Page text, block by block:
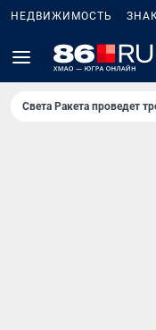
НЕДВИЖИМОСТЬ
Света Ракета проведет